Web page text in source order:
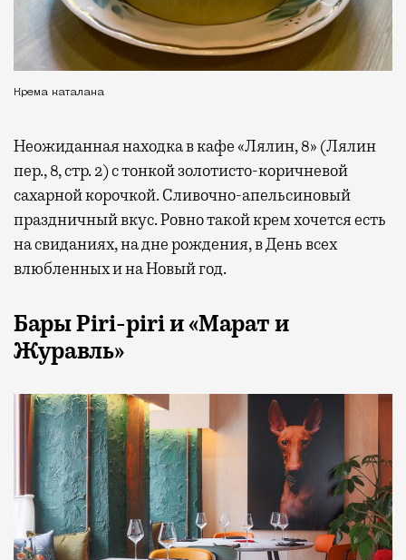
Крема каталана
Неожиданная находка в кафе «Лялин, 8» (Лялин
пер., 8, стр. 2) с тонкой золотисто-коричневой
сахарной корочкой. Сливочно-апельсиновый
праздничный вкус. Ровно такой крем хочется есть
на свиданиях, на дне рождения, в День всех
влюбленных и на Новый год.
Бары Piri-piri и «Марат и
Журавль»